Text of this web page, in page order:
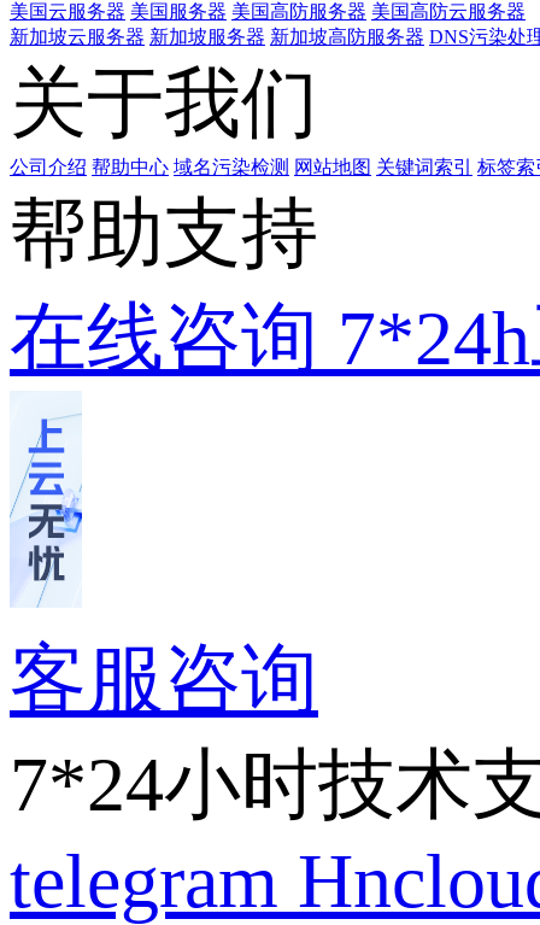
美国云服务器 美国服务器 美国高防服务器 美国高防云服务器
新加坡云服务器 新加坡服务器 新加坡高防服务器 DNS污染处
关于我们
公司介绍 帮助中心 域名污染检测 网站地图 关键词索引 标签索
帮助支持
在线咨询
客服咨询
7*24小时技术
telegram